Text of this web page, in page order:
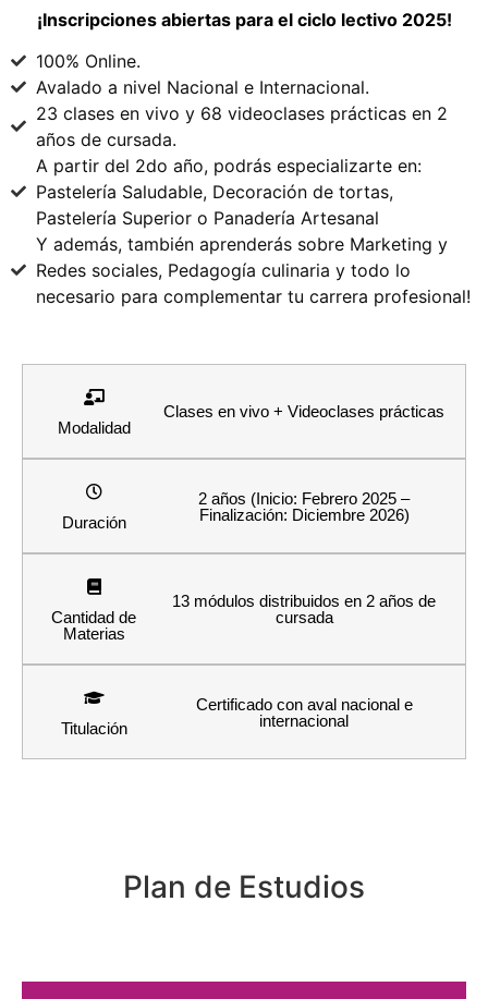
¡Inscripciones abiertas para el ciclo lectivo 2025!
100% Online.
Avalado a nivel Nacional e Internacional.
23 clases en vivo y 68 videoclases prácticas en 2
años de cursada.
A partir del 2do año, podrás especializarte en:
Pastelería Saludable, Decoración de tortas,
Pastelería Superior o Panadería Artesanal
Y además, también aprenderás sobre Marketing y
Redes sociales, Pedagogía culinaria y todo lo
necesario para complementar tu carrera profesional!
Modalidad
Clases en vivo + Videoclases prácticas
Duración
2 años (Inicio: Febrero 2025 –
Finalización: Diciembre 2026)
Cantidad de
Materias
13 módulos distribuidos en 2 años de
cursada
Titulación
Certificado con aval nacional e
internacional
Plan de Estudios